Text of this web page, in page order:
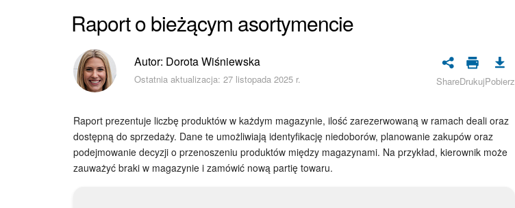
Raport o bieżącym asortymencie
Autor: Dorota Wiśniewska
Ostatnia aktualizacja: 27 listopada 2025 r. ShareDrukujPobierz
Raport prezentuje liczbę produktów w każdym magazynie, ilość zarezerwowaną w ramach deali oraz
dostępną do sprzedaży. Dane te umożliwiają identyfikację niedoborów, planowanie zakupów oraz
podejmowanie decyzji o przenoszeniu produktów między magazynami. Na przykład, kierownik może
zauważyć braki w magazynie i zamówić nową partię towaru.